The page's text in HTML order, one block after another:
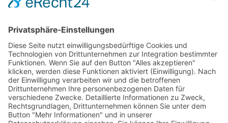
Tekal – Textile Lebensqualität
Exklusive moderne & Orientteppiche
Feuerwerk XXL
Pyrotechnik online bestellen